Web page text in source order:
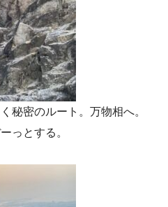
秘密のルート。万物相へ。
っとする。